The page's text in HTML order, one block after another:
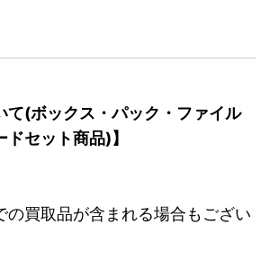
て(ボックス・パック・ファイル
セット商品)】
の買取品が含まれる場合もござい